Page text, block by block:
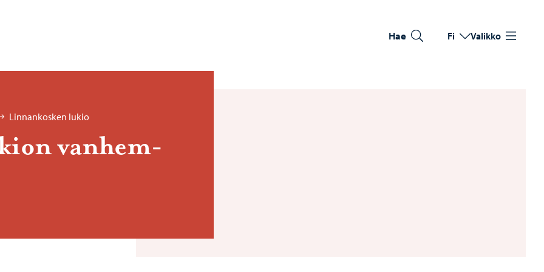
Hae Vaihda kieltä
Nykyinen kieli: Suomi
Fi Valikko
Linnankosken lukio
van­hem­